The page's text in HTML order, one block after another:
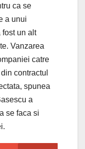
ca se
a unui
fost un alt
Vanzarea
catre
contractul
spunea
a
se faca si